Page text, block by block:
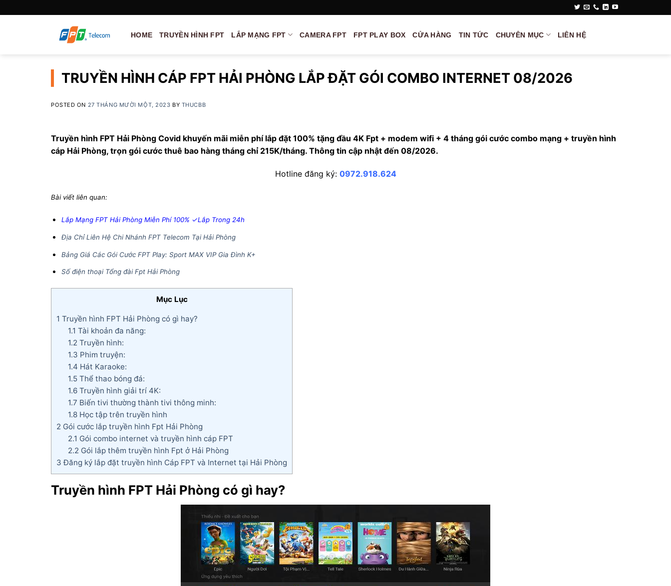
to
HOME TRUYỀN HÌNH FPT LẮP MẠNG FPT CAMERA FPT FPT PLAY BOX CỬA HÀNG TIN TỨC CHUYÊN MỤC LIÊN HỆ
TRUYỀN HÌNH CÁP FPT HẢI PHÒNG LẮP ĐẶT GÓI COMBO INTERNET 08/2026
POSTED ON 27 THÁNG MƯỜI MỘT, 2023 BY THUCBB
Truyền hình FPT Hải Phòng Covid khuyến mãi miễn phí lắp đặt 100% tặng đầu 4K Fpt + modem wifi + 4 tháng gói cước combo mạng + truyền hình
cáp Hải Phòng, trọn gói cước thuê bao hàng tháng chỉ 215K/tháng. Thông tin cập nhật đến 08/2026.
Hotline đăng ký: 0972.918.624
Bài viết liên quan:
Lắp Mạng FPT Hải Phòng Miễn Phí 100% ✓Lắp Trong 24h
Địa Chỉ Liên Hệ Chi Nhánh FPT Telecom Tại Hải Phòng
Bảng Giá Các Gói Cước FPT Play: Sport MAX VIP Gia Đình K+
Số điện thoại Tổng đài Fpt Hải Phòng
Mục Lục
1 Truyền hình FPT Hải Phòng có gì hay?
1.1 Tài khoản đa năng:
1.2 Truyền hình:
1.3 Phim truyện:
1.4 Hát Karaoke:
1.5Thể thao bóng đá:
1.6Truyền hình giải trí 4K:
1.7 Biến tivi thường thành tivi thông minh:
1.8Học tập trên truyền hình
2 Gói cước lắp truyền hình Fpt Hải Phòng
2.1 Gói combo internet và truyền hình cáp FPT
2.2 Gói lắp thêm truyền hình Fpt ở Hải Phòng
3 Đăng ký lắp đặt truyền hình Cáp FPT và Internet tại Hải Phòng
Truyền hình FPT Hải Phòng có gì hay?